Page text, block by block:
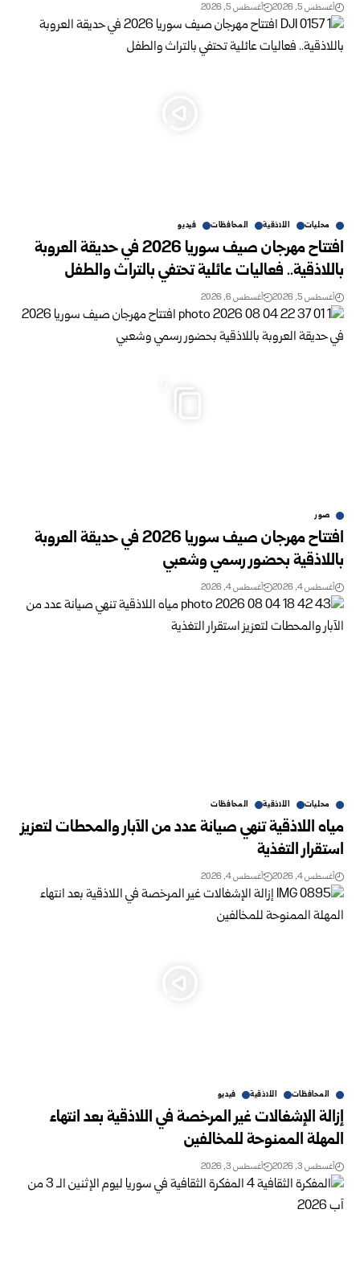
أغسطس 5, 2026 أغسطس 5, 2026
محليات اللاذقية المحافظات فيديو
افتتاح مهرجان صيف سوريا 2026 في حديقة العروبة
باللاذقية.. فعاليات عائلية تحتفي بالتراث والطفل
أغسطس 5, 2026 أغسطس 6, 2026
صور
افتتاح مهرجان صيف سوريا 2026 في حديقة العروبة
باللاذقية بحضور رسمي وشعبي
أغسطس 4, 2026 أغسطس 4, 2026
محليات اللاذقية المحافظات
مياه اللاذقية تنهي صيانة عدد من الآبار والمحطات لتعزيز
استقرار التغذية
أغسطس 4, 2026 أغسطس 4, 2026
المحافظات اللاذقية فيديو
إزالة الإشغالات غير المرخصة في اللاذقية بعد انتهاء
المهلة الممنوحة للمخالفين
أغسطس 3, 2026 أغسطس 3, 2026